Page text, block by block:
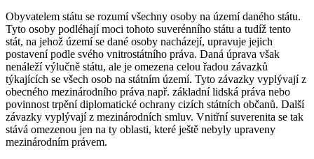
Obyvatelem státu se rozumí všechny osoby na území daného státu.
Tyto osoby podléhají moci tohoto suverénního státu a tudíž tento
stát, na jehož území se dané osoby nacházejí, upravuje jejich
postavení podle svého vnitrostátního práva. Daná úprava však
nenáleží výlučně státu, ale je omezena celou řadou závazků
týkajících se všech osob na státním území. Tyto závazky vyplývají z
obecného mezinárodního práva např. základní lidská práva nebo
povinnost trpění diplomatické ochrany cizích státních občanů. Další
závazky vyplývají z mezinárodních smluv. Vnitřní suverenita se tak
stává omezenou jen na ty oblasti, které ještě nebyly upraveny
mezinárodním právem.